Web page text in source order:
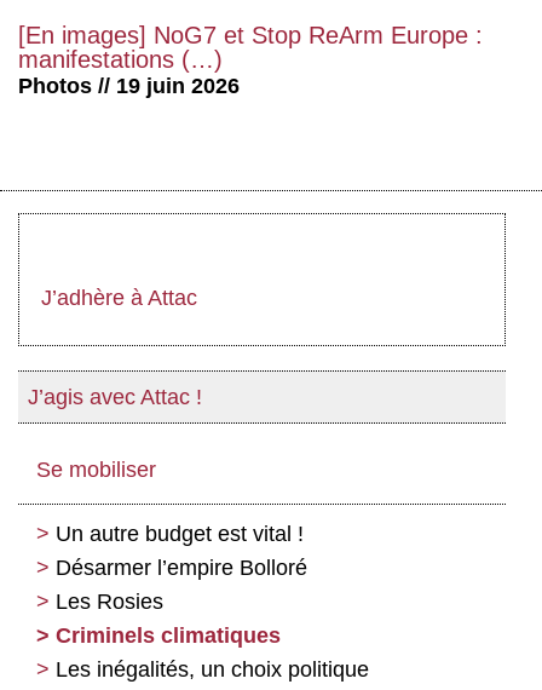
[En images] NoG7 et Stop ReArm Europe :
manifestations (…)
Photos // 19 juin 2026
J’adhère à Attac
J’agis avec Attac !
Se mobiliser
Un autre budget est vital !
Désarmer l’empire Bolloré
Les Rosies
Criminels climatiques
Les inégalités, un choix politique